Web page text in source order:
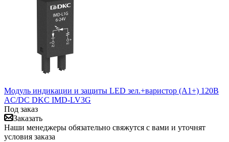
Модуль индикации и защиты LED зел.+варистор (A1+) 120В
AC/DC DKC IMD-LV3G
Под заказ
Заказать
Наши менеджеры обязательно свяжутся с вами и уточнят
условия заказа